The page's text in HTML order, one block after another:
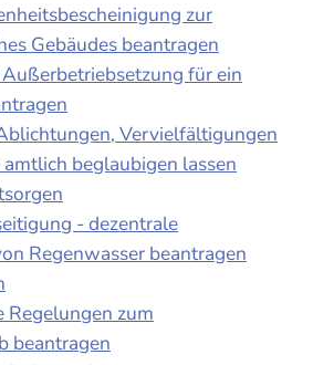
zur
Gebäudes beantragen
für ein
Vervielfältigungen
beglaubigen lassen
- dezentrale
Regenwasser beantragen
zum
beantragen